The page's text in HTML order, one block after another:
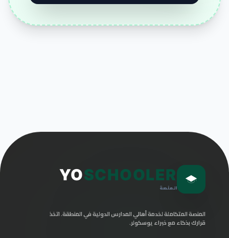
YOSCHOOLER
المنصة
المنصة المتكاملة لخدمة أهالي المدارس الدولية في المنطقة. اتخذ
قرارك بذكاء مع خبراء يوسكولر.